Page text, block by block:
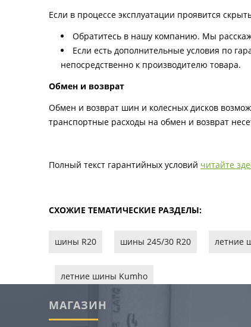
Если в процессе эксплуатации проявится
Обратитесь в нашу компанию. Мы
Если есть дополнительные условия по
непосредственно к производителю товара.
Обмен и возврат
Обмен и возврат шин и колесных дисков
транспортные расходы на обмен и возврат
Полный текст гарантийных условий читайте
СХОЖИЕ ТЕМАТИЧЕСКИЕ РАЗДЕЛЫ:
шины R20 шины 245/30 R20 летние
летние шины Kumho
МАГАЗИН